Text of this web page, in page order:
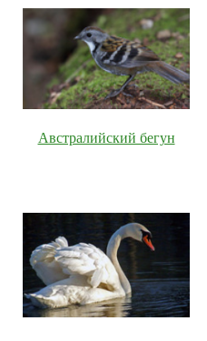
Австралийский бегун